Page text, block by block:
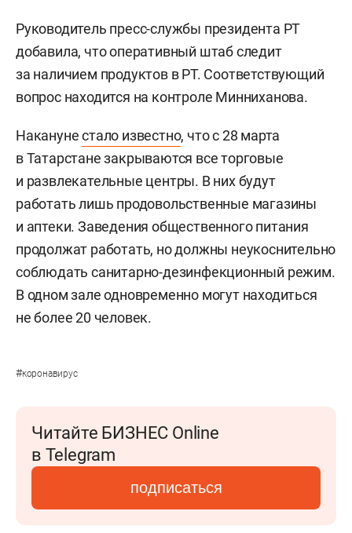
Руководитель пресс-службы президента РТ
добавила, что оперативный штаб следит
за наличием продуктов в РТ. Соответствующий
вопрос находится на контроле Минниханова.
Наканунестало известно, что с 28 марта
в Татарстане закрываются все торговые
и развлекательные центры. В них будут
работать лишь продовольственные магазины
и аптеки. Заведения общественного питания
продолжат работать, но должны неукоснительно
соблюдать санитарно-дезинфекционный режим.
В одном зале одновременно могут находиться
не более 20 человек.
#коронавирус
Читайте БИЗНЕС Online
в Telegram
подписаться